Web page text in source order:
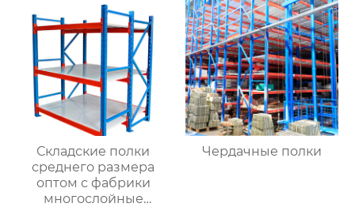
Складские полки
среднего размера
оптом с фабрики
многослойные
Чердачные полки